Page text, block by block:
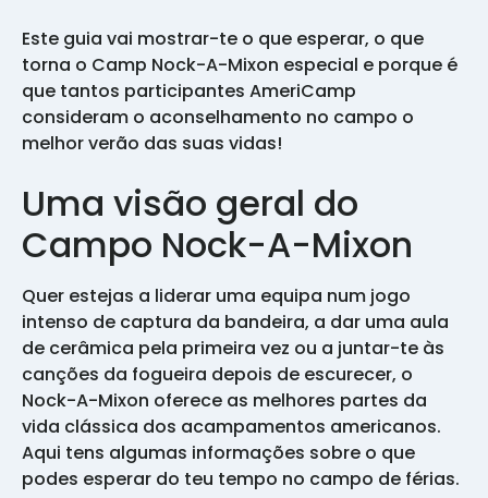
Este guia vai mostrar-te o que esperar, o que
torna o Camp Nock-A-Mixon especial e porque é
que tantos participantes AmeriCamp
consideram o aconselhamento no campo o
melhor verão das suas vidas!
Uma visão geral do
Campo Nock-A-Mixon
Quer estejas a liderar uma equipa num jogo
intenso de captura da bandeira, a dar uma aula
de cerâmica pela primeira vez ou a juntar-te às
canções da fogueira depois de escurecer, o
Nock-A-Mixon oferece as melhores partes da
vida clássica dos acampamentos americanos.
Aqui tens algumas informações sobre o que
podes esperar do teu tempo no campo de férias.